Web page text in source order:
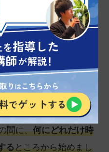
ルを見直して時間を
副業で成功するために
す。特に平日の過ごし
つきます。
間に、何にどれだけ時
るところから始めまし